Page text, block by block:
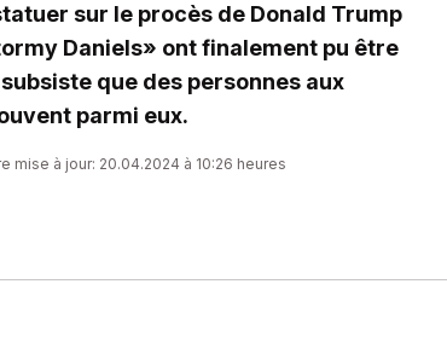
sur le procès de Donald Trump
Daniels» ont finalement pu être
que des personnes aux
parmi eux.
mise à jour: 20.04.2024 à 10:26 heures